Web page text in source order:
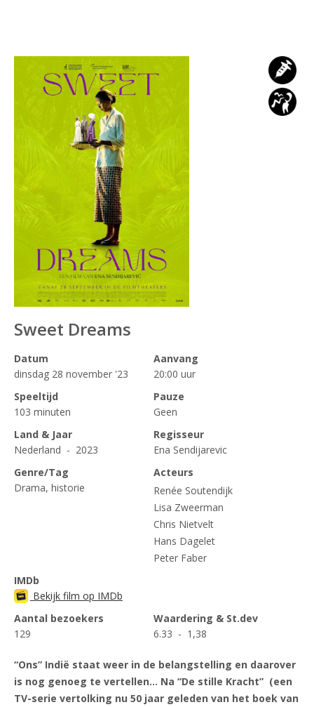
Sweet Dreams
Datum
dinsdag 28 november '23
Aanvang
20:00 uur
Speeltijd
103 minuten
Pauze
Geen
Land & Jaar
Nederland - 2023
Regisseur
Ena Sendijarevic
Genre/Tag
Drama, historie
Acteurs
Renée Soutendijk
Lisa Zweerman
Chris Nietvelt
Hans Dagelet
Peter Faber
IMDb
Bekijk film op IMDb
Aantal bezoekers
129
Waardering & St.dev
6.33 - 1,38
“Ons” Indië staat weer in de belangstelling en daarover
is nog genoeg te vertellen… Na “De stille Kracht” (een
TV-serie vertolking nu 50 jaar geleden van het boek van